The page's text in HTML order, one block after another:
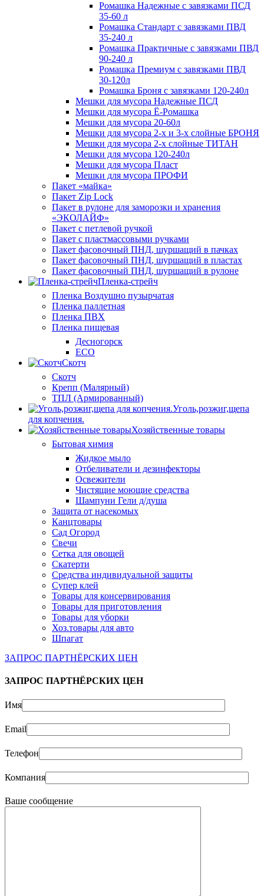
Ромашка Надежные с завязками ПСД
35-60 л
Ромашка Стандарт с завязками ПВД
35-240 л
Ромашка Практичные с завязками ПВД
90-240 л
Ромашка Премиум с завязками ПВД
30-120л
Ромашка Броня с завязками 120-240л
Мешки для мусора Надежные ПСД
Мешки для мусора Ё-Ромашка
Мешки для мусора 20-60л
Мешки для мусора 2-х и 3-х слойные БРОНЯ
Мешки для мусора 2-х слойные ТИТАН
Мешки для мусора 120-240л
Мешки для мусора Пласт
Мешки для мусора ПРОФИ
Пакет «майка»
Пакет Zip Lock
Пакет в рулоне для заморозки и хранения
«ЭКОЛАЙФ»
Пакет с петлевой ручкой
Пакет с пластмассовыми ручками
Пакет фасовочный ПНД, шуршащий в пачках
Пакет фасовочный ПНД, шуршащий в пластах
Пакет фасовочный ПНД, шуршащий в рулоне
Пленка-стрейч
Пленка Воздушно пузырчатая
Пленка паллетная
Пленка ПВХ
Пленка пищевая
Десногорск
ECO
Скотч
Скотч
Крепп (Малярный)
ТПЛ (Армированный)
Уголь,розжиг,щепа
для копчения.
Хозяйственные товары
Бытовая химия
Жидкое мыло
Отбеливатели и дезинфекторы
Освежители
Чистящие моющие средства
Шампуни Гели д/душа
Защита от насекомых
Канцтовары
Сад Огород
Свечи
Сетка для овощей
Скатерти
Средства индивидуальной защиты
Супер клей
Товары для консервирования
Товары для приготовления
Товары для уборки
Хоз.товары для авто
Шпагат
ЗАПРОС ПАРТНЁРСКИХ ЦЕН
ЗАПРОС ПАРТНЁРСКИХ ЦЕН
Имя
Email
Телефон
Компания
Ваше сообщение